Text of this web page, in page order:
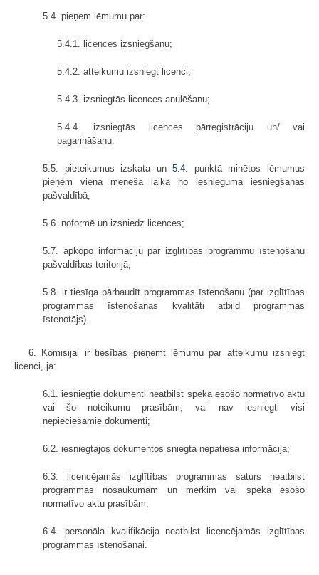
5.4. pieņem lēmumu par:
5.4.1. licences izsniegšanu;
5.4.2. atteikumu izsniegt licenci;
5.4.3. izsniegtās licences anulēšanu;
5.4.4. izsniegtās licences pārreģistrāciju un/ vai
pagarināšanu.
5.5. pieteikumus izskata un5.4. punktā minētos lēmumus
pieņem viena mēneša laikā no iesnieguma iesniegšanas
pašvaldībā;
5.6. noformē un izsniedz licences;
5.7. apkopo informāciju par izglītības programmu īstenošanu
pašvaldības teritorijā;
5.8. ir tiesīga pārbaudīt programmas īstenošanu (par izglītības
programmas īstenošanas kvalitāti atbild programmas
īstenotājs).
6. Komisijai ir tiesības pieņemt lēmumu par atteikumu izsniegt
licenci, ja:
6.1. iesniegtie dokumenti neatbilst spēkā esošo normatīvo aktu
vai šo noteikumu prasībām, vai nav iesniegti visi
nepieciešamie dokumenti;
6.2. iesniegtajos dokumentos sniegta nepatiesa informācija;
6.3. licencējamās izglītības programmas saturs neatbilst
programmas nosaukumam un mērķim vai spēkā esošo
normatīvo aktu prasībām;
6.4. personāla kvalifikācija neatbilst licencējamās izglītības
programmas īstenošanai.